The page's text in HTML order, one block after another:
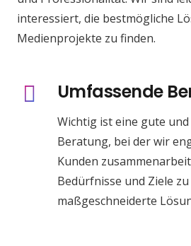
interessiert, die bestmögliche
Medienprojekte zu finden.
Umfassende
Wichtig ist eine gute
Beratung, bei der wir
Kunden
Bedürfnisse und Ziele
maßgeschneiderte